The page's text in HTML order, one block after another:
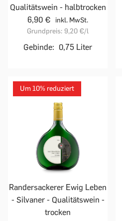
Qualitätswein - halbtrocken
6,90 €
inkl. MwSt.
Grundpreis: 9,20 €/l
Gebinde: 0,75 Liter
Um 10% reduziert
Randersackerer Ewig Leben
- Silvaner - Qualitätswein -
trocken